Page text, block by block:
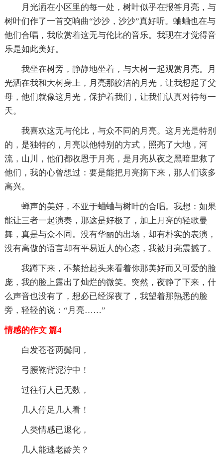
月光洒在小区里的每一处，树叶似乎在报答月亮，与
树叶们作了一首交响曲“沙沙，沙沙”真好听。蛐蛐也在与
他们合唱，我欣赏着这无与伦比的音乐。我现在才觉得音
乐是如此美好。
我坐在树旁，静静地坐着，与大树一起观赏月亮。月
光洒在我和大树身上，月亮那皎洁的月光，让我想起了父
母，他们就像这月光，保护着我们，让我们认真对待每一
天。
我喜欢这无与伦比，与众不同的月亮。这月光是特别
的，是独特的，月亮以他特别的方式，照亮了大地，河
流，山川，他们都收恩于月亮，是月亮从夜之黑暗里救了
他们，我的心曾想过：要是能把月亮摘下来，那人们该多
高兴。
蝉声的美好，不亚于蛐蛐与树叶的合唱。我想：如果
能让三者一起演奏，那这是好极了，加上月亮的轻歌曼
舞，真是与众不同。没有华丽的出场，却有朴实的表演，
没有高傲的语言却有平易近人的心态，我被月亮震撼了。
我蹲下来，不禁抬起头来看着你那美好而又可爱的脸
庞，我的脸上露出了灿烂的微笑。突然，夜静了下来，什
么声音也没有了，想必已经深夜了，我望着那熟悉的脸
旁，轻轻的说：“月亮……”
情感的作文 篇4
白发苍苍两鬓间，
弓腰鞠背泥泞中！
过往行人已无数，
几人停足几人看！
人类情感已退化，
几人能逃老龄关？